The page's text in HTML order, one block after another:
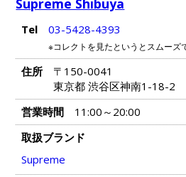
Supreme Shibuya
Tel 03-5428-4393
※コレクトを見たというとスムーズ
住所
〒150-0041
東京都 渋谷区神南1-18-2
営業時間
11:00～20:00
取扱ブランド
Supreme